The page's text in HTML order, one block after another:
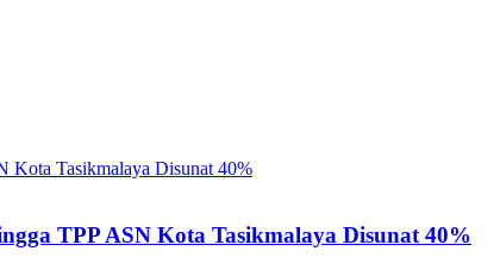
TPP ASN Kota Tasikmalaya Disunat 40%